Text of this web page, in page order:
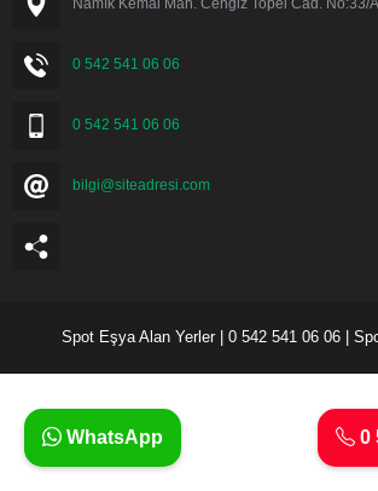
0 542 541 06 06
0 542 541 06 06
bilgi@siteadresi.com
Spot Eşya Alan Yerler | 0 542 541 06 06 |
0
WhatsApp